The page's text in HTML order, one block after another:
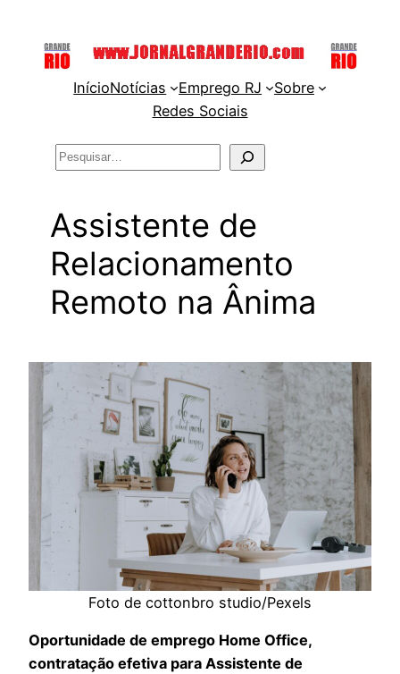
InícioNotícias Emprego RJ
Sobre
Redes Sociais
Pesquisar
Assistente de
Relacionamento
Remoto na Ânima
Foto de cottonbro studio/Pexels
Oportunidade de emprego Home Office,
contratação efetiva para Assistente de